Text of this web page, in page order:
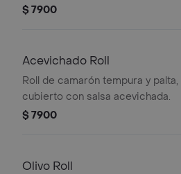
papas al hilo. 9 Bocados.
$ 7900
Acevichado Roll
Roll de camarón tempura y palta,
cubierto con salsa acevichada.
$ 7900
Olivo Roll